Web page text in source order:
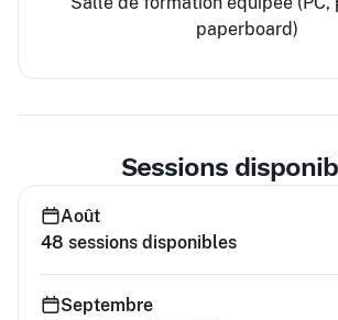
paperboard)
Sessions
Août
48 sessions disponibles
Septembre